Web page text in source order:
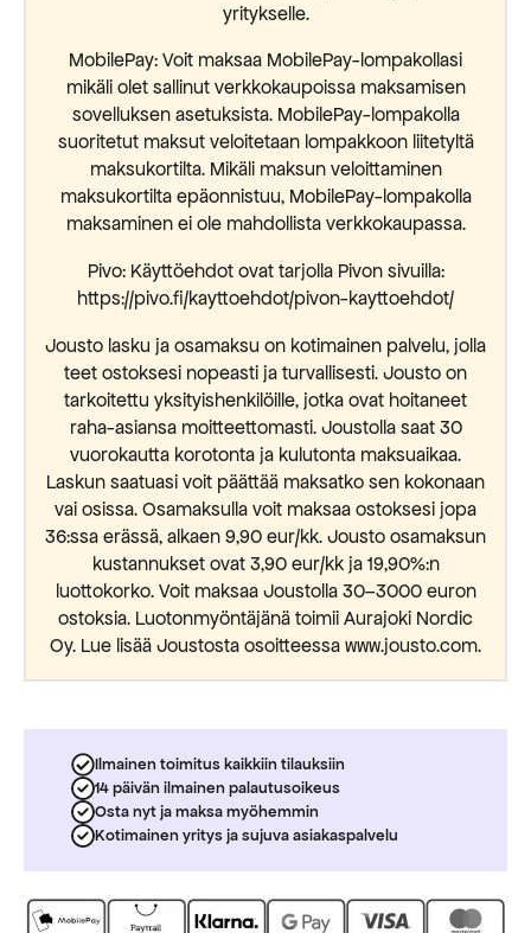
yritykselle.
MobilePay: Voit maksaa MobilePay-lompakollasi
mikäli olet sallinut verkkokaupoissa maksamisen
sovelluksen asetuksista. MobilePay-lompakolla
suoritetut maksut veloitetaan lompakkoon liitetyltä
maksukortilta. Mikäli maksun veloittaminen
maksukortilta epäonnistuu, MobilePay-lompakolla
maksaminen ei ole mahdollista verkkokaupassa.
Pivo: Käyttöehdot ovat tarjolla Pivon sivuilla:
https://pivo.fi/kayttoehdot/pivon-kayttoehdot/
Jousto lasku ja osamaksu on kotimainen palvelu, jolla
teet ostoksesi nopeasti ja turvallisesti. Jousto on
tarkoitettu yksityishenkilöille, jotka ovat hoitaneet
raha-asiansa moitteettomasti. Joustolla saat 30
vuorokautta korotonta ja kulutonta maksuaikaa.
Laskun saatuasi voit päättää maksatko sen kokonaan
vai osissa. Osamaksulla voit maksaa ostoksesi jopa
36:ssa erässä, alkaen 9,90 eur/kk. Jousto osamaksun
kustannukset ovat 3,90 eur/kk ja 19,90%:n
luottokorko. Voit maksaa Joustolla 30–3000 euron
ostoksia. Luotonmyöntäjänä toimii Aurajoki Nordic
Oy. Lue lisää Joustosta osoitteessa www.jousto.com.
Ilmainen toimitus kaikkiin tilauksiin
14 päivän ilmainen palautusoikeus
Osta nyt ja maksa myöhemmin
Kotimainen yritys ja sujuva asiakaspalvelu